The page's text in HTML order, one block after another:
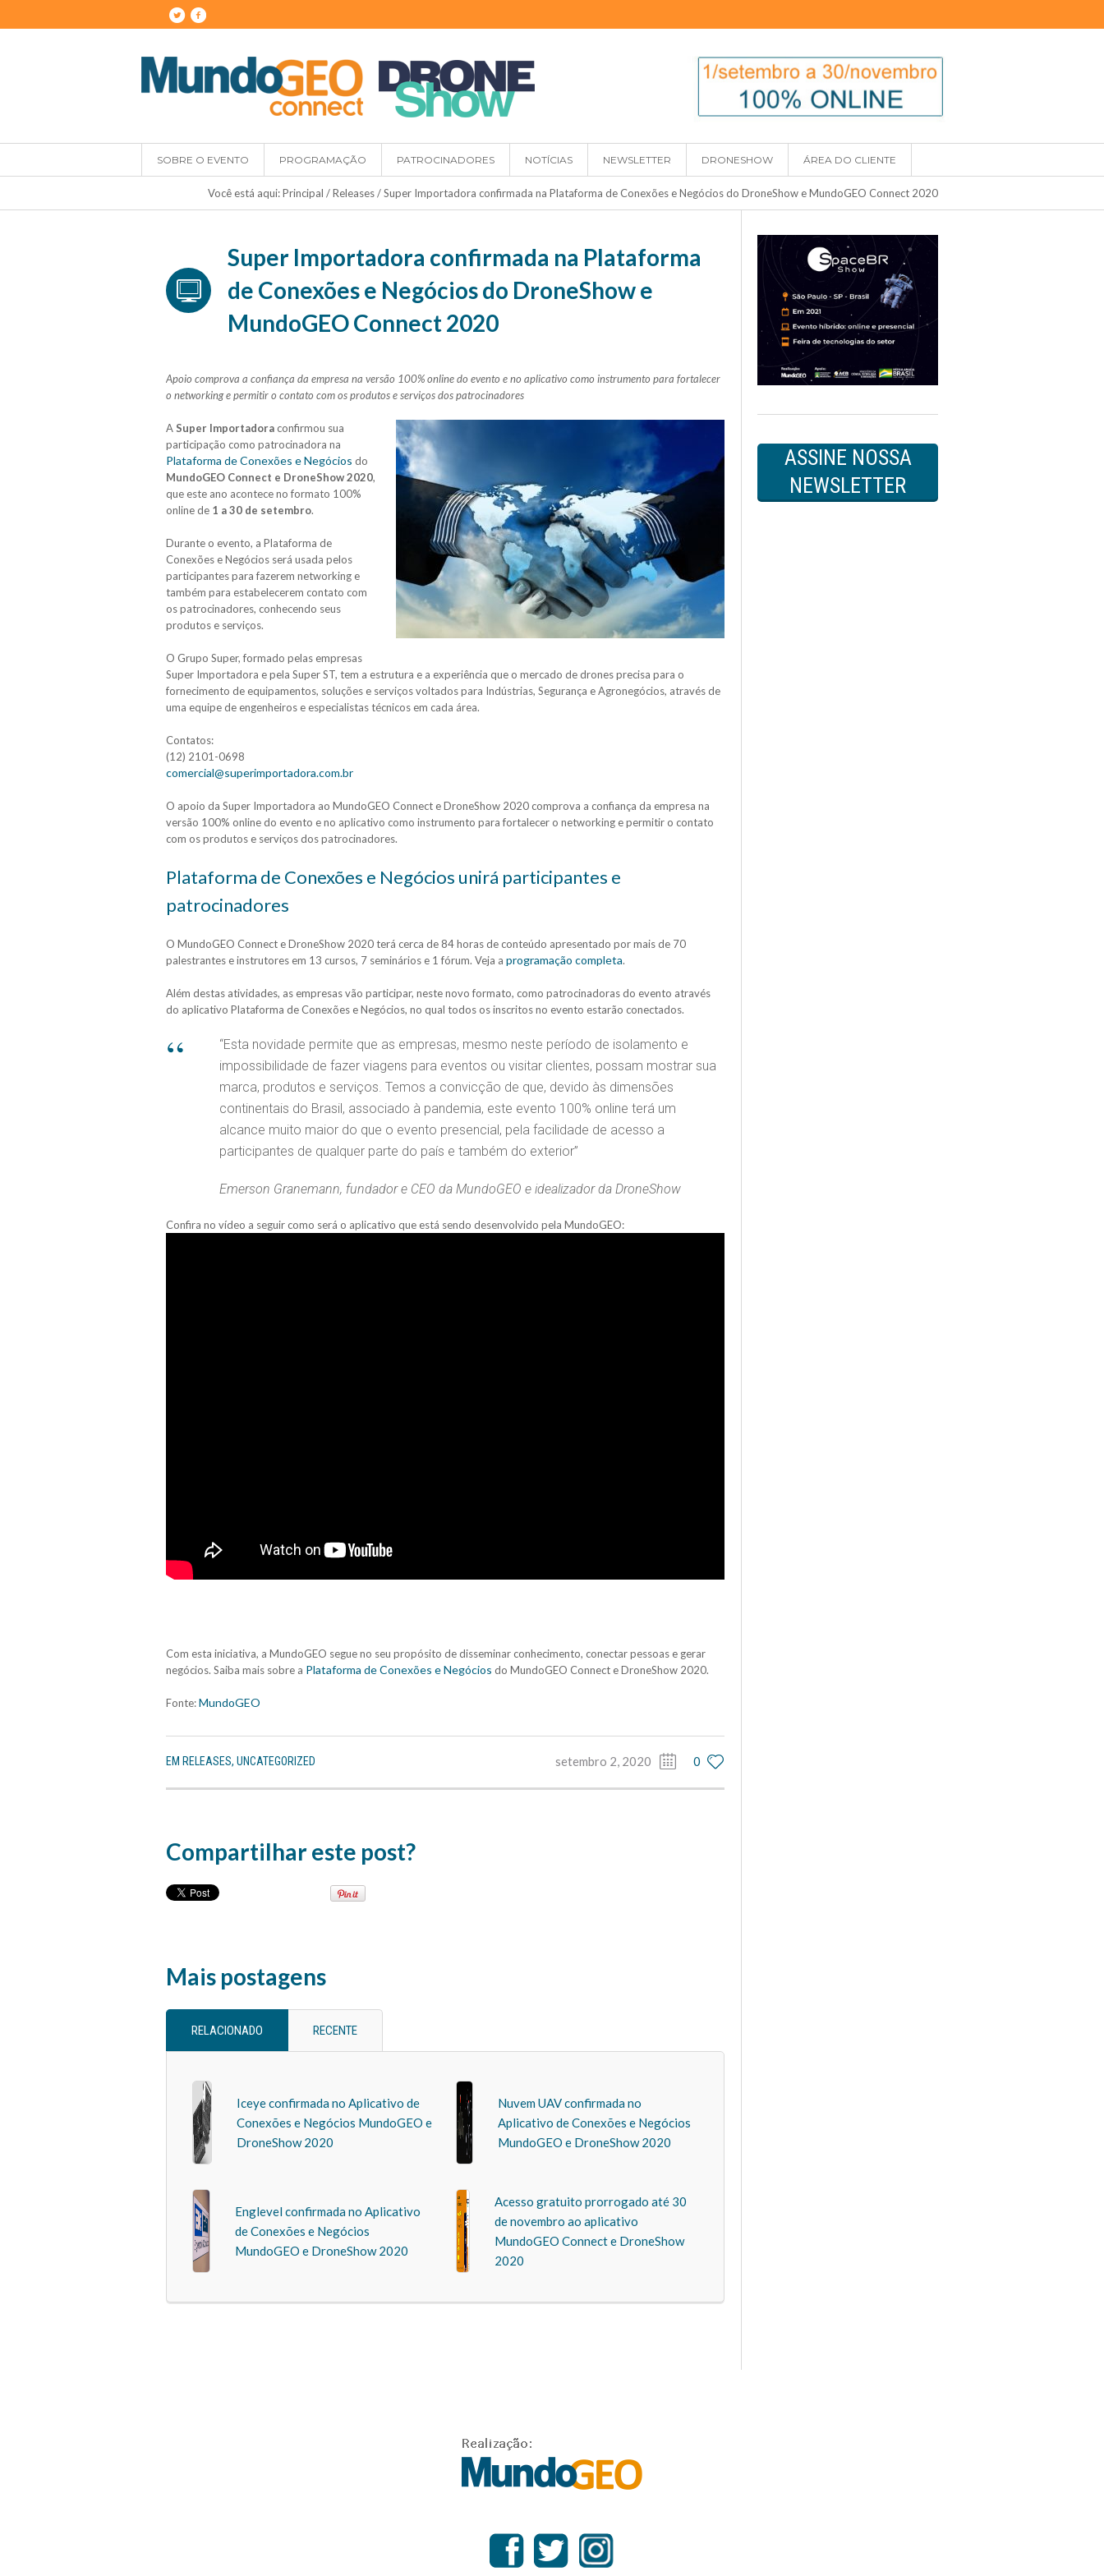
SOBRE O EVENTO PROGRAMAÇÃO PATROCINADORES NOTÍCIAS NEWSLETTER DRONESHOW ÁREA DO CLIENTE
Você está aqui:Principal /Releases/Super Importadora confirmada na Plataforma de Conexões e Negócios do DroneShow e MundoGEO Connect 2020
Super Importadora confirmada na Plataforma
de Conexões e Negócios do DroneShow e
MundoGEO Connect 2020
Apoio comprova a confiança da empresa na versão 100% online do evento e no aplicativo como instrumento para fortalecer
o networking e permitir o contato com os produtos e serviços dos patrocinadores
ASuper Importadoraconfirmou sua
participação como patrocinadora na
Plataforma de Conexões e Negócios do
MundoGEO Connect e DroneShow 2020,
que este ano acontece no formato 100%
online de 1 a 30 de setembro.
Durante o evento, a Plataforma de
Conexões e Negócios será usada pelos
participantes para fazerem networking e
também para estabelecerem contato com
os patrocinadores, conhecendo seus
produtos e serviços.
O Grupo Super, formado pelas empresas
Super Importadora e pela Super ST, tem a estrutura e a experiência que o mercado de drones precisa para o
fornecimento de equipamentos, soluções e serviços voltados para Indústrias, Segurança e Agronegócios, através de
uma equipe de engenheiros e especialistas técnicos em cada área.
Contatos:
(12) 2101-0698
comercial@superimportadora.com.br
O apoio da Super Importadora ao MundoGEO Connect e DroneShow 2020 comprova a confiança da empresa na
versão 100% online do evento e no aplicativo como instrumento para fortalecer o networking e permitir o contato
com os produtos e serviços dos patrocinadores.
Plataforma de Conexões e Negócios unirá participantes e
patrocinadores
O MundoGEO Connect e DroneShow 2020 terá cerca de 84 horas de conteúdo apresentado por mais de 70
palestrantes e instrutores em 13 cursos, 7 seminários e 1 fórum. Veja a programação completa.
Além destas atividades, as empresas vão participar, neste novo formato, como patrocinadoras do evento através
do aplicativo Plataforma de Conexões e Negócios, no qual todos os inscritos no evento estarão conectados.
“Esta novidade permite que as empresas, mesmo neste período de isolamento e
impossibilidade de fazer viagens para eventos ou visitar clientes, possam mostrar sua
marca, produtos e serviços. Temos a convicção de que, devido às dimensões
continentais do Brasil, associado à pandemia, este evento 100% online terá um
alcance muito maior do que o evento presencial, pela facilidade de acesso a
participantes de qualquer parte do país e também do exterior”
Emerson Granemann, fundador e CEO da MundoGEO e idealizador da DroneShow
Confira no vídeo a seguir como será o aplicativo que está sendo desenvolvido pela MundoGEO:
Com esta iniciativa, a MundoGEO segue no seu propósito de disseminar conhecimento, conectar pessoas e gerar
negócios. Saiba mais sobre a Plataforma de Conexões e Negócios do MundoGEO Connect e DroneShow 2020.
Fonte:MundoGEO
setembro 2, 2020 0
EM RELEASES, UNCATEGORIZED
Compartilhar este post?
Mais postagens
RELACIONADO RECENTE
Iceye confirmada no Aplicativo de
Conexões e Negócios MundoGEO e
DroneShow 2020
Nuvem UAV confirmada no
Aplicativo de Conexões e Negócios
MundoGEO e DroneShow 2020
Englevel confirmada no Aplicativo
de Conexões e Negócios
MundoGEO e DroneShow 2020
Acesso gratuito prorrogado até 30
de novembro ao aplicativo
MundoGEO Connect e DroneShow
2020
ASSINE NOSSA
NEWSLETTER